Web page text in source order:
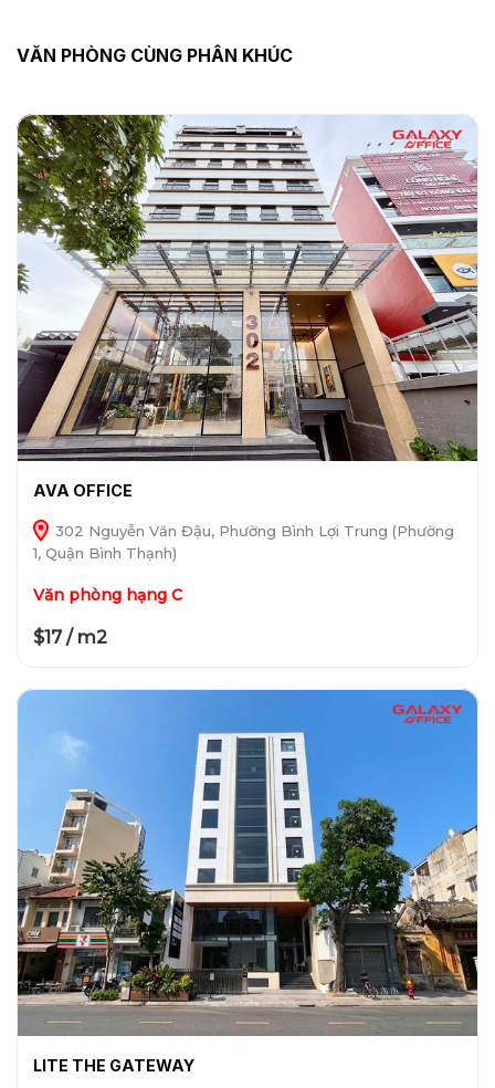
VĂN PHÒNG CÙNG PHÂN KHÚC
AVA OFFICE
302 Nguyễn Văn Đậu, Phường Bình Lợi Trung (Phường
1, Quận Bình Thạnh)
Văn phòng hạng C
$17 / m2
LITE THE GATEWAY